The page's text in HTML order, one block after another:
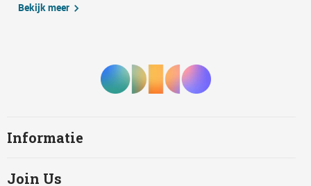
Bekijk meer
Informatie
Join Us